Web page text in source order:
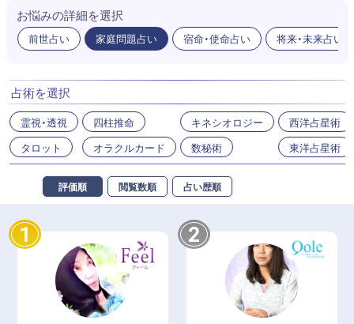
お悩みの詳細を選択
前世占い 家庭問題占い 宿命・使命占い 将来・未来占い
占術を選択
霊視・透視
タロット
四柱推命
オラクルカード
キネシオロジー
数秘術
西洋占星術
東洋占星術
評価順 閲覧数順 占い歴順
1 2